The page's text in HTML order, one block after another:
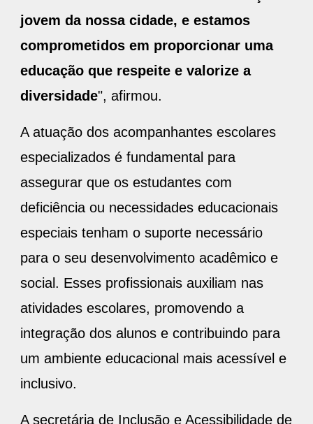
jovem da nossa cidade, e estamos
comprometidos em proporcionar uma
educação que respeite e valorize a
diversidade", afirmou.
A atuação dos acompanhantes escolares
especializados é fundamental para
assegurar que os estudantes com
deficiência ou necessidades educacionais
especiais tenham o suporte necessário
para o seu desenvolvimento acadêmico e
social. Esses profissionais auxiliam nas
atividades escolares, promovendo a
integração dos alunos e contribuindo para
um ambiente educacional mais acessível e
inclusivo.
A secretária de Inclusão e Acessibilidade de